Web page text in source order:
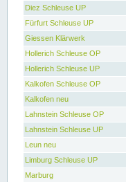
Diez Schleuse UP
Fürfurt Schleuse UP
Giessen Klärwerk
Hollerich Schleuse OP
Hollerich Schleuse UP
Kalkofen Schleuse OP
Kalkofen neu
Lahnstein Schleuse OP
Lahnstein Schleuse UP
Leun neu
Limburg Schleuse UP
Marburg